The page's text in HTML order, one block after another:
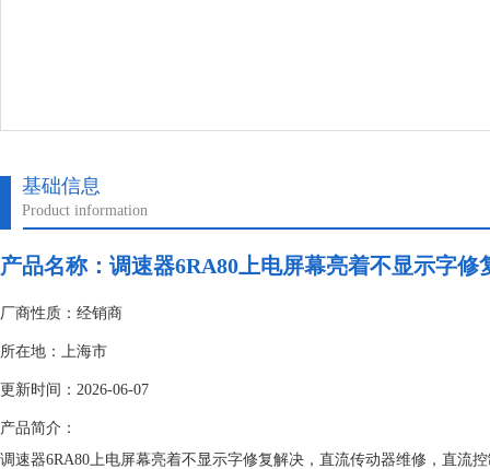
基础信息
Product information
产品名称： 调速器6RA80上电屏幕亮着不显示字修
厂商性质：经销商
所在地：上海市
更新时间：2026-06-07
产品简介：
调速器6RA80上电屏幕亮着不显示字修复解决，直流传动器维修，直流